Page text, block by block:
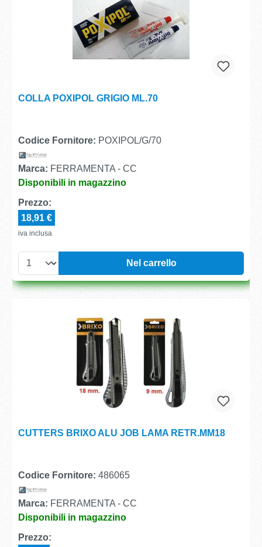
COLLA POXIPOL GRIGIO ML.70
Codice Fornitore: POXIPOL/G/70
Marca: FERRAMENTA - CC
Disponibili in magazzino
Prezzo:
18,91 €
iva inclusa
Nel carrello
CUTTERS BRIXO ALU JOB LAMA RETR.MM18
Codice Fornitore: 486065
Marca: FERRAMENTA - CC
Disponibili in magazzino
Prezzo: